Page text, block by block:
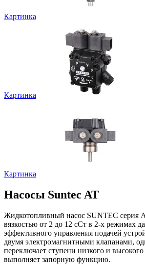
Картинка
Картинка
Картинка
Насосы Suntec AT
Жидкотопливный насос SUNTEC серия
вязкостью от 2 до 12 сСт в 2-х режимах
эффективного управления подачей
двумя электромагнитными клапанами,
переключает ступени низкого и
выполняет запорную функцию.